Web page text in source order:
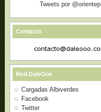
Tweets por @orientep
Contacto
Red DaleOoo
Cargadas Albiverdes
Facebook
Twitter